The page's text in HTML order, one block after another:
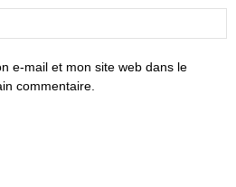
e-mail et mon site web dans le
commentaire.